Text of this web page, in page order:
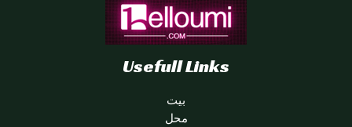
Usefull Links
بيت
محل